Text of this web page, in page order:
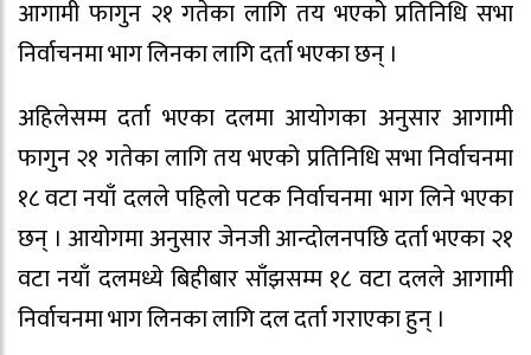
आगामी फागुन २१ गतेका लागि तय भएको प्रतिनिधि सभा
निर्वाचनमा भाग लिनका लागि दर्ता भएका छन् ।
अहिलेसम्म दर्ता भएका दलमा आयोगका अनुसार आगामी
फागुन २१ गतेका लागि तय भएको प्रतिनिधि सभा निर्वाचनमा
१८ वटा नयाँ दलले पहिलो पटक निर्वाचनमा भाग लिने भएका
छन् । आयोगमा अनुसार जेनजी आन्दोलनपछि दर्ता भएका २१
वटा नयाँ दलमध्ये बिहीबार साँझसम्म १८ वटा दलले आगामी
निर्वाचनमा भाग लिनका लागि दल दर्ता गराएका हुन् ।